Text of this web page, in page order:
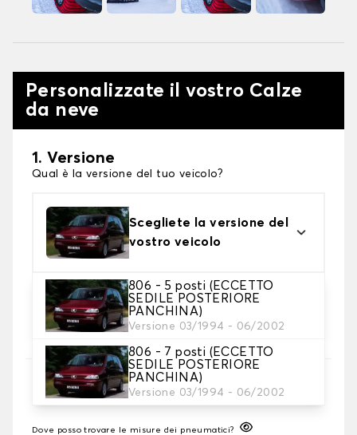
Personalizzate il vostro Calze
da neve
1. Versione
Qual è la versione del tuo veicolo?
Scegliete la versione del
vostro veicolo
806 - 5 posti (ECCETTO
SEDILE POSTERIORE
PANCHINA)
Versione 03/1994 - 06/2002
806 - 7 posti (ECCETTO
SEDILE POSTERIORE
PANCHINA)
Versione 03/1994 - 06/2002
2. Finitura a calza
Scegli le calze da neve adatte alle tue necessità
3. Dimensioni
Inserire le dimensioni del pneumatico
Dove posso trovare le misure dei pneumatici?